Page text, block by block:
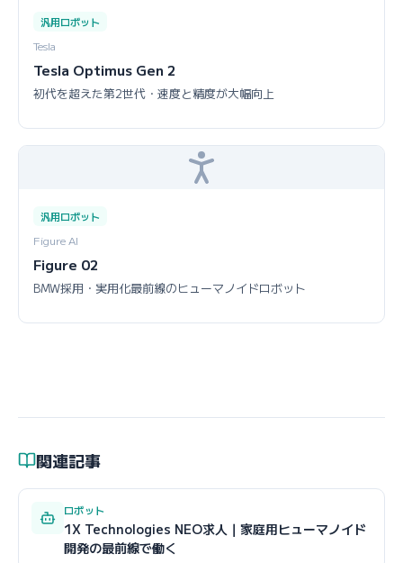
汎用ロボット
Tesla
Tesla Optimus Gen 2
初代を超えた第2世代・速度と精度が大幅向上
汎用ロボット
Figure AI
Figure 02
BMW採用・実用化最前線のヒューマノイドロボット
関連記事
ロボット
1X Technologies NEO求人｜家庭用ヒューマノイド
開発の最前線で働く